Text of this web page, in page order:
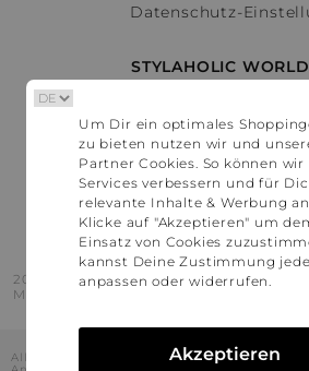
Datenschutz-
STYLAHOLIC
Österreich
Schweiz
France
United
2016 - 2026 © Stylaholic.
Made for you with love in munich.
Alle Preise inkl. der jeweils geltenden
Um Dir ein optimales
zu bieten nutzen wir und
Partner Cookies. So können wir
Services verbessern und für
relevante Inhalte & Werbung
Klicke auf "Akzeptieren" um
Einsatz von Cookies
kannst Deine Zustimmung
anpassen oder widerrufen.
Akzeptieren